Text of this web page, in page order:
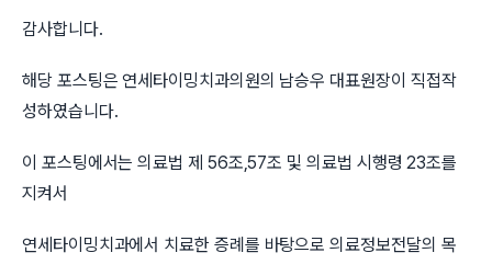
감사합니다.
해당 포스팅은 연세타이밍치과의원의 남승우 대표원장이 직접작
성하였습니다.
이 포스팅에서는 의료법 제 56조,57조 및 의료법 시행령 23조를
지켜서
연세타이밍치과에서 치료한 증례를 바탕으로 의료정보전달의 목